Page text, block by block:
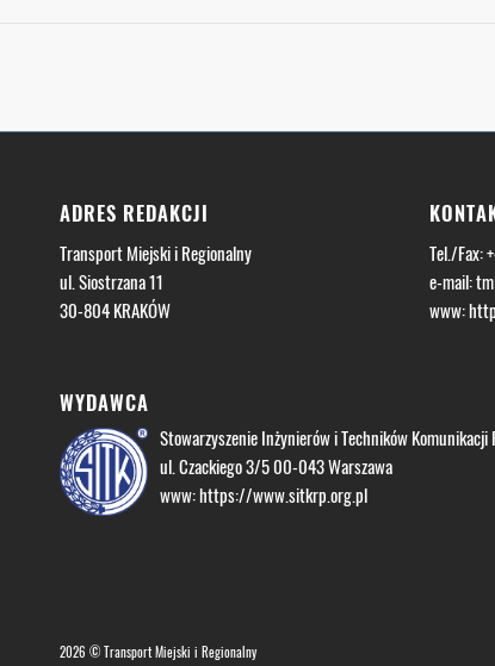
ADRES REDAKCJI
Transport Miejski i Regionalny
ul. Siostrzana 11
30-804 KRAKÓW
Tel./Fax:
e-mail:
www:
WYDAWCA
Stowarzyszenie Inżynierów i Techników Komunikacji
ul. Czackiego 3/5 00-043 Warszawa
www:https://www.sitkrp.org.pl
2026 © Transport Miejski i Regionalny